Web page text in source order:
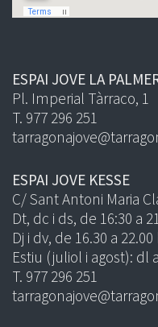
ESPAI JOVE LA
Pl. Imperial Tàrraco, 1
T. 977 296 251
ESPAI JOVE KESSE
C/ Sant Antoni Maria
Dt, dc i ds, de 16:30 a
Dj i dv, de 16.30 a 22.00
Estiu (juliol i agost): dl
T. 977 296 251